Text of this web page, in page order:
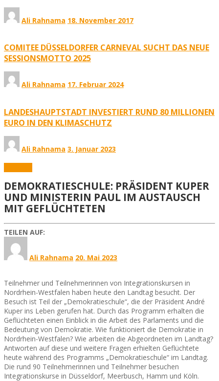
Ali Rahnama 18. November 2017
COMITEE DÜSSELDORFER CARNEVAL SUCHT DAS NEUE
SESSIONSMOTTO 2025
Ali Rahnama 17. Februar 2024
LANDESHAUPTSTADT INVESTIERT RUND 80 MILLIONEN
EURO IN DEN KLIMASCHUTZ
Ali Rahnama 3. Januar 2023
DEMOKRATIESCHULE: PRÄSIDENT KUPER
UND MINISTERIN PAUL IM AUSTAUSCH
MIT GEFLÜCHTETEN
TEILEN AUF:
Ali Rahnama 20. Mai 2023
Teilnehmer und Teilnehmerinnen von Integrationskursen in
Nordrhein-Westfalen haben heute den Landtag besucht. Der
Besuch ist Teil der „Demokratieschule“, die der Präsident André
Kuper ins Leben gerufen hat. Durch das Programm erhalten die
Geflüchteten einen Einblick in die Arbeit des Parlaments und die
Bedeutung von Demokratie. Wie funktioniert die Demokratie in
Nordrhein-Westfalen? Wie arbeiten die Abgeordneten im Landtag?
Antworten auf diese und weitere Fragen erhielten Geflüchtete
heute während des Programms „Demokratieschule“ im Landtag.
Die rund 90 Teilnehmerinnen und Teilnehmer besuchen
Integrationskurse in Düsseldorf, Meerbusch, Hamm und Köln.